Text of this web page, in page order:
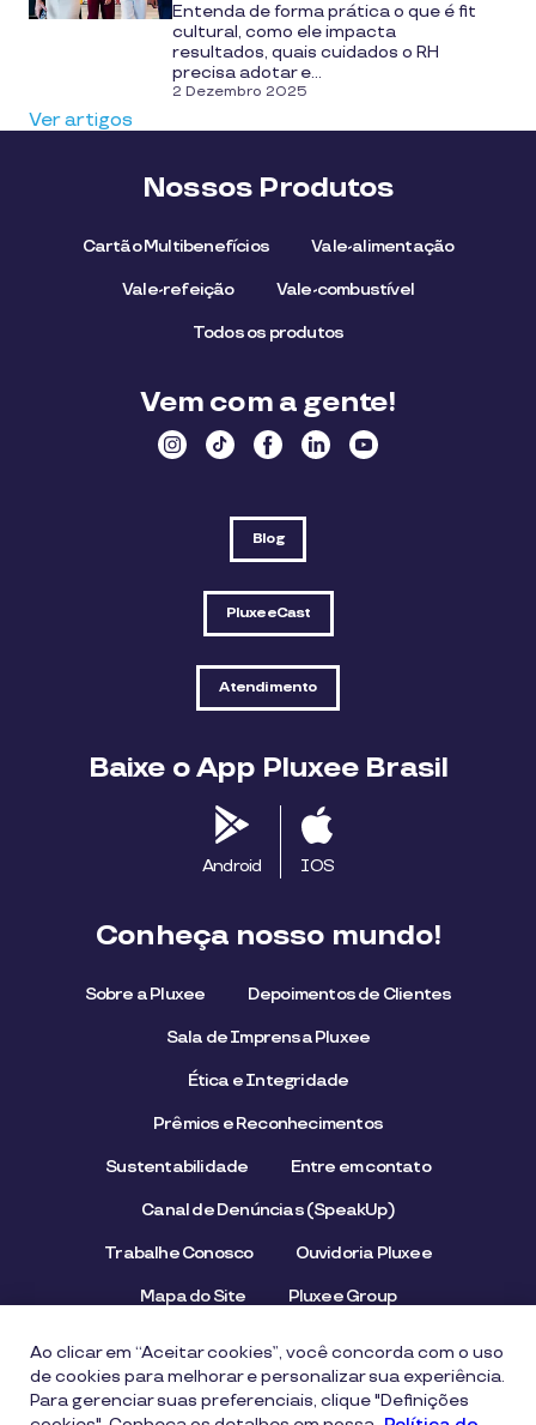
empresa
Entenda de forma prática o que é fit
cultural, como ele impacta
resultados, quais cuidados o RH
precisa adotar e...
2 Dezembro 2025
Ver artigos
Nossos Produtos
Cartão Multibenefícios Vale-alimentação
Vale-refeição Vale-combustível
Todos os produtos
Vem com a gente!
Blog
PluxeeCast
Atendimento
Baixe o App Pluxee Brasil
Android IOS
Conheça nosso mundo!
Sobre a Pluxee Depoimentos de Clientes
Sala de Imprensa Pluxee
Ética e Integridade
Prêmios e Reconhecimentos
Sustentabilidade Entre em contato
Canal de Denúncias (SpeakUp)
Trabalhe Conosco Ouvidoria Pluxee
Mapa do Site Pluxee Group
Ao clicar em “Aceitar cookies”, você concorda com o uso
de cookies para melhorar e personalizar sua experiência.
Para gerenciar suas preferenciais, clique "Definições